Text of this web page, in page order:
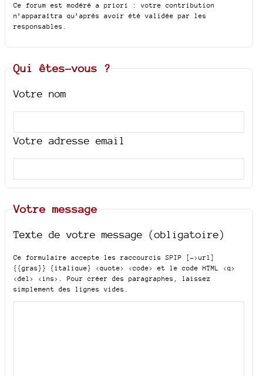
Ce forum est modéré a priori : votre contribution
n’apparaîtra qu’après avoir été validée par les
responsables.
Qui êtes-vous ?
Votre nom
Votre adresse email
Votre message
Texte de votre message (obligatoire)
Ce formulaire accepte les raccourcis SPIP
[->url]
{{gras}} {italique} <quote> <code>
et le code HTML <q>
<del> <ins>
. Pour créer des paragraphes, laissez
simplement des lignes vides.